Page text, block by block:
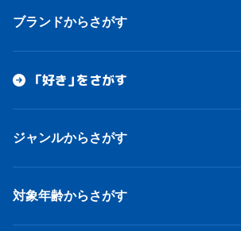
ブランドからさがす
「好き」をさがす
ジャンルからさがす
対象年齢からさがす